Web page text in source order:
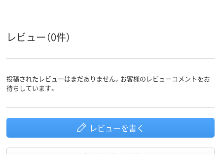
レビュー（0件）
投稿されたレビューはまだありません。お客様のレビューコメントをお
待ちしています。
レビューを書く